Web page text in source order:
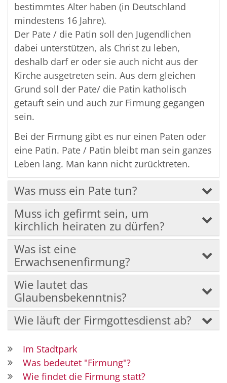
bestimmtes Alter haben (in Deutschland
mindestens 16 Jahre).
Der Pate / die Patin soll den Jugendlichen
dabei unterstützen, als Christ zu leben,
deshalb darf er oder sie auch nicht aus der
Kirche ausgetreten sein. Aus dem gleichen
Grund soll der Pate/ die Patin katholisch
getauft sein und auch zur Firmung gegangen
sein.
Bei der Firmung gibt es nur einen Paten oder
eine Patin. Pate / Patin bleibt man sein ganzes
Leben lang. Man kann nicht zurücktreten.
Was muss ein Pate tun?
Muss ich gefirmt sein, um
kirchlich heiraten zu dürfen?
Was ist eine
Erwachsenenfirmung?
Wie lautet das
Glaubensbekenntnis?
Wie läuft der Firmgottesdienst ab?
Im Stadtpark
Was bedeutet "Firmung"?
Wie findet die Firmung statt?